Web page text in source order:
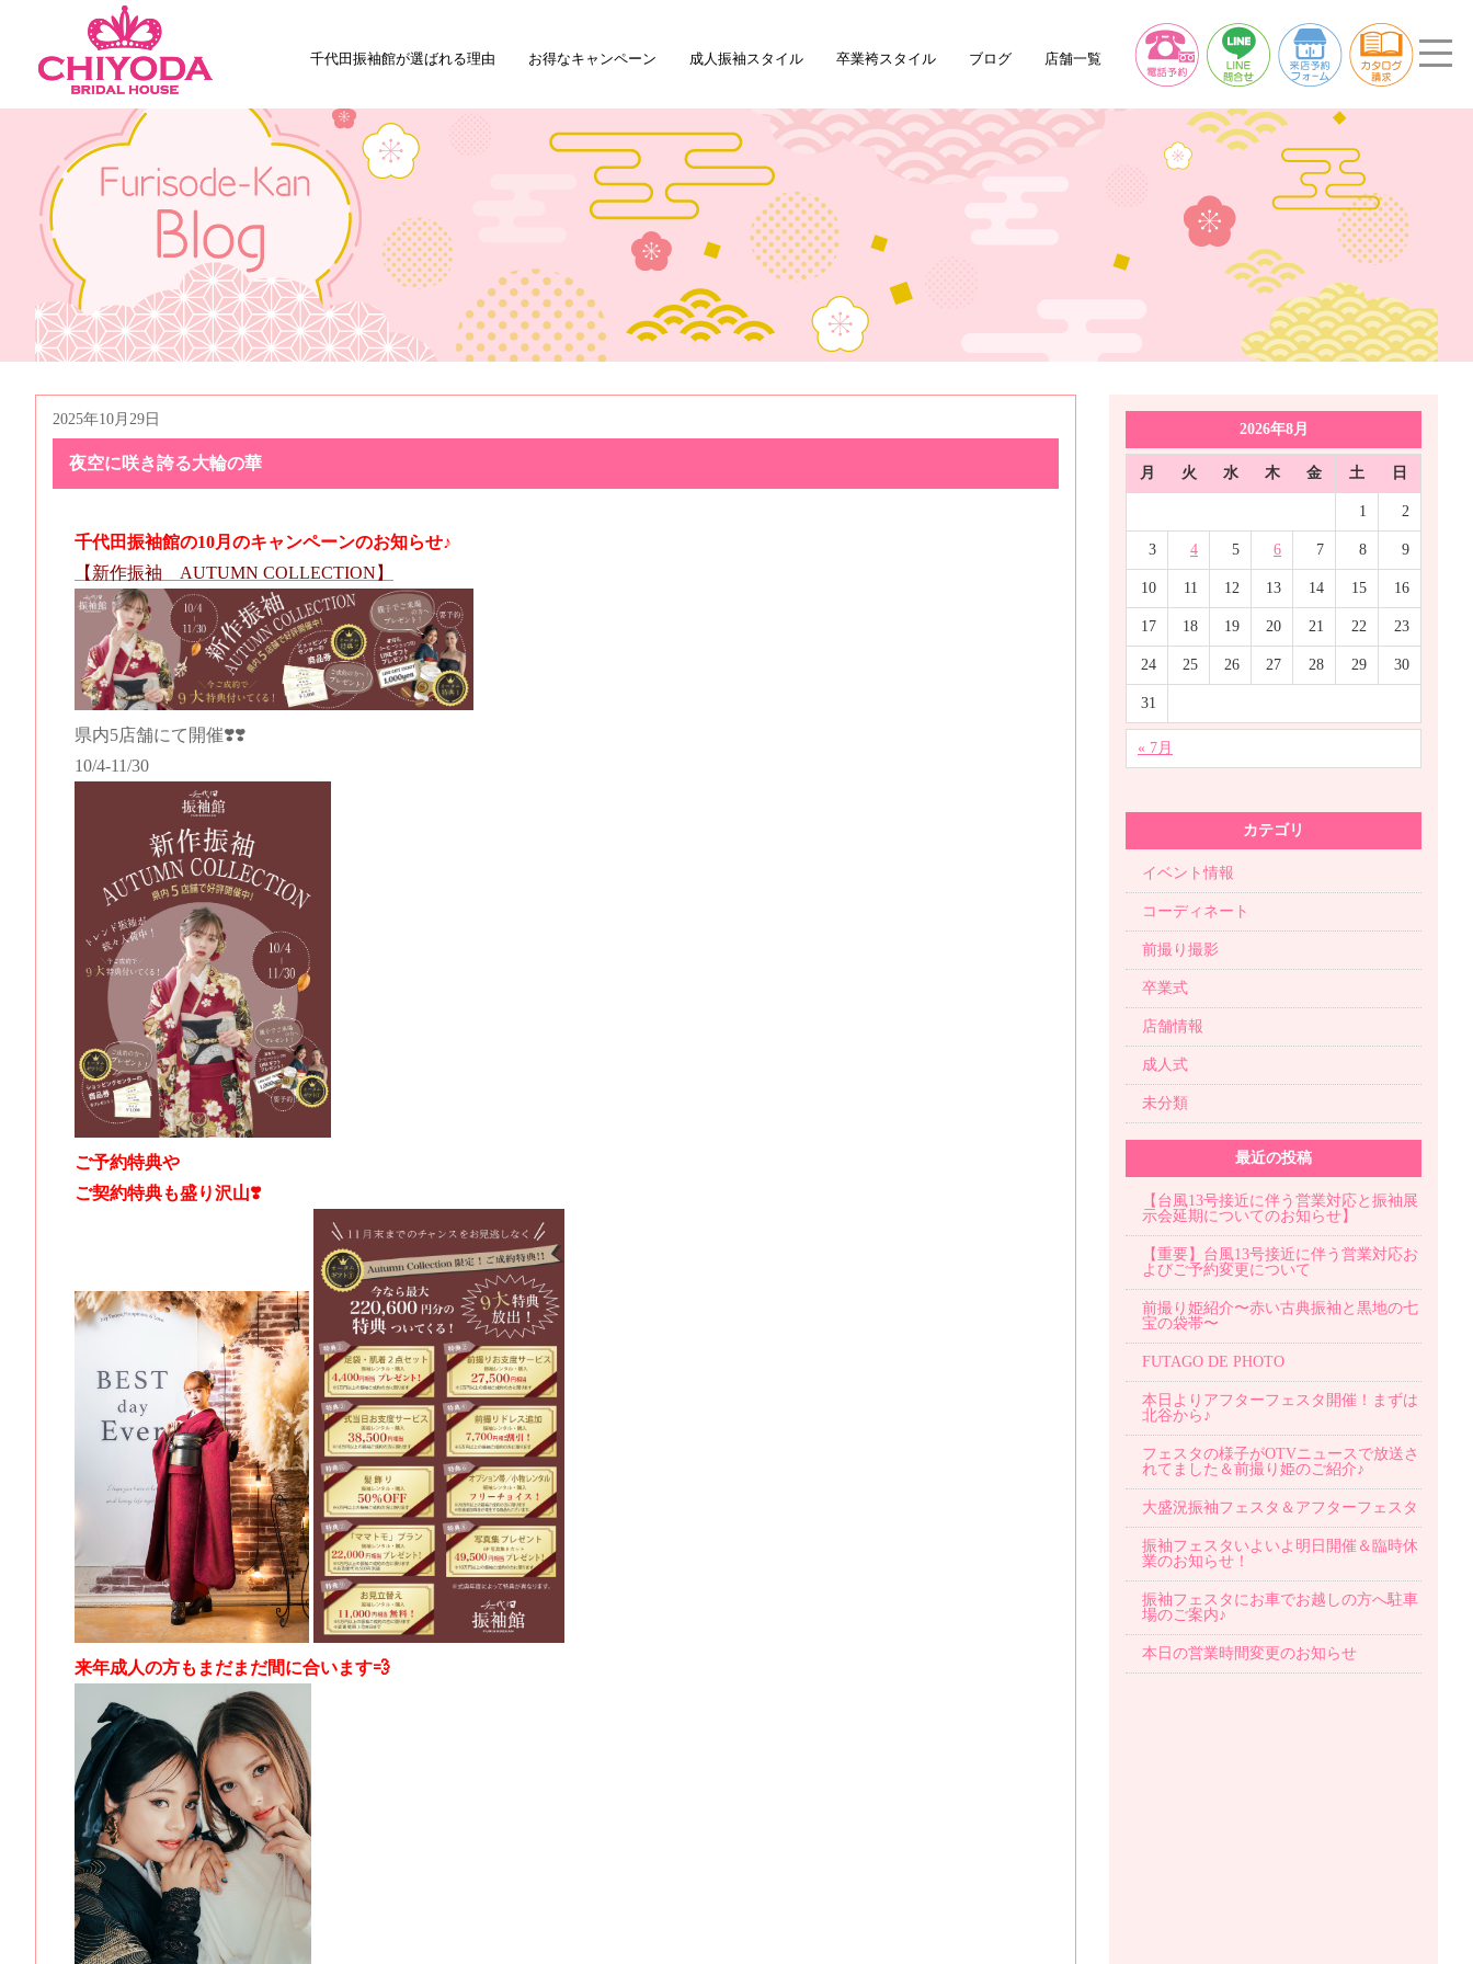
千代田振袖館が選ばれる理由 お得なキャンペーン 成人振袖スタイル 卒業袴スタイル ブログ 店舗一覧
2025年10月29日
夜空に咲き誇る大輪の華
千代田振袖館の10月のキャンペーンのお知らせ♪
【新作振袖 AUTUMN COLLECTION】
県内5店舗にて開催❣️❣️
10/4-11/30
ご予約特典や
ご契約特典も盛り沢山❣️
来年成人の方もまだまだ間に合います💨
2026年8月
月 火 水 木 金 土 日
1 2
3 4 5 6 7 8 9
10 11 12 13 14 15 16
17 18 19 20 21 22 23
24 25 26 27 28 29 30
31
« 7月
カテゴリ
イベント情報
コーディネート
前撮り撮影
卒業式
店舗情報
成人式
未分類
最近の投稿
【台風13号接近に伴う営業対応と振袖展
示会延期についてのお知らせ】
【重要】台風13号接近に伴う営業対応お
よびご予約変更について
前撮り姫紹介〜赤い古典振袖と黒地の七
宝の袋帯〜
FUTAGO DE PHOTO
本日よりアフターフェスタ開催！まずは
北谷から♪
フェスタの様子がOTVニュースで放送さ
れてました＆前撮り姫のご紹介♪
大盛況振袖フェスタ＆アフターフェスタ
振袖フェスタいよいよ明日開催＆臨時休
業のお知らせ！
振袖フェスタにお車でお越しの方へ駐車
場のご案内♪
本日の営業時間変更のお知らせ